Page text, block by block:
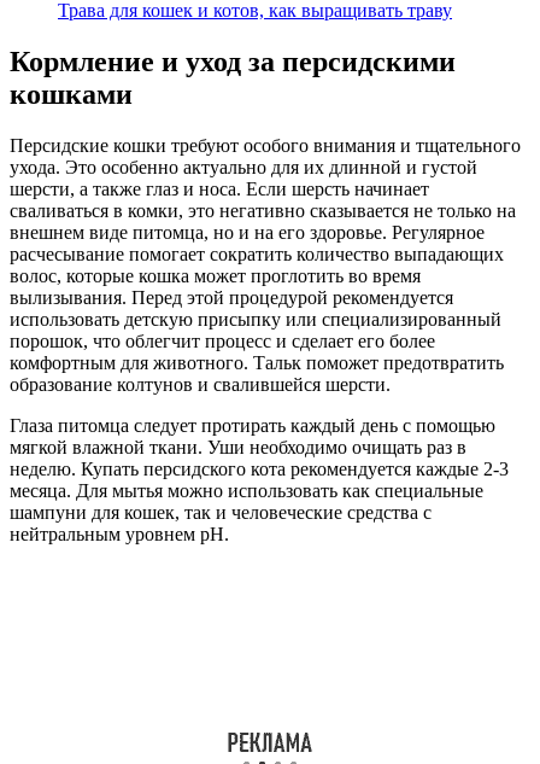
Трава для кошек и котов, как выращивать траву
Кормление и уход за персидскими
кошками
Персидские кошки требуют особого внимания и тщательного
ухода. Это особенно актуально для их длинной и густой
шерсти, а также глаз и носа. Если шерсть начинает
сваливаться в комки, это негативно сказывается не только на
внешнем виде питомца, но и на его здоровье. Регулярное
расчесывание помогает сократить количество выпадающих
волос, которые кошка может проглотить во время
вылизывания. Перед этой процедурой рекомендуется
использовать детскую присыпку или специализированный
порошок, что облегчит процесс и сделает его более
комфортным для животного. Тальк поможет предотвратить
образование колтунов и свалившейся шерсти.
Глаза питомца следует протирать каждый день с помощью
мягкой влажной ткани. Уши необходимо очищать раз в
неделю. Купать персидского кота рекомендуется каждые 2-3
месяца. Для мытья можно использовать как специальные
шампуни для кошек, так и человеческие средства с
нейтральным уровнем pH.